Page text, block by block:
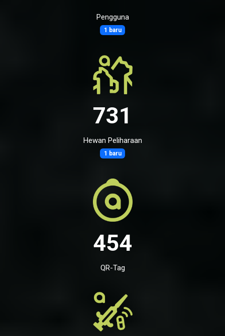
Pengguna
1 baru
731
Hewan Peliharaan
1 baru
454
QR-Tag